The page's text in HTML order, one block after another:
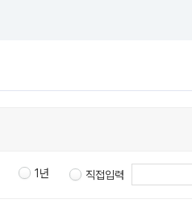
1년 직접입력